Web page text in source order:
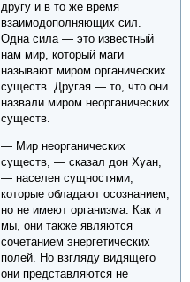
другу и в то же время
взаимодополняющих сил.
Одна сила — это известный
нам мир, который маги
называют миром органических
существ. Другая — то, что они
назвали миром неорганических
существ.
— Мир неорганических
существ, — сказал дон Хуан,
— населен сущностями,
которые обладают осознанием,
но не имеют организма. Как и
мы, они также являются
сочетанием энергетических
полей. Но взгляду видящего
они представляются не